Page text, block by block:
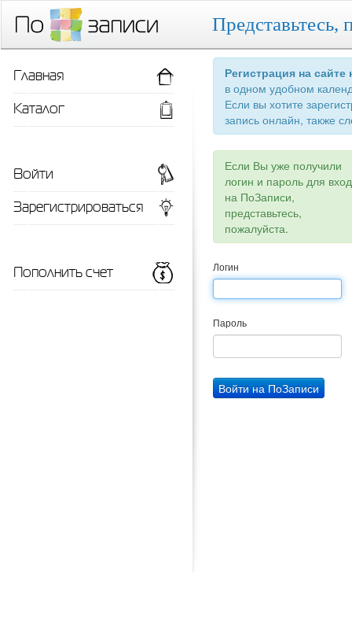
Представьтесь,
Регистрация на
в одном удобном
Если вы хотите
запись онлайн, также
Если Вы уже получили
логин и пароль для
на ПоЗаписи,
представьтесь,
пожалуйста.
Логин
Пароль
Главная
Каталог
Войти
Зарегистрироваться
Пополнить счет